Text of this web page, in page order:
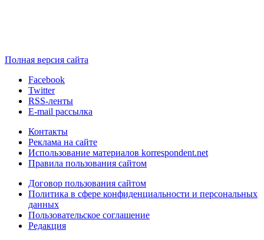
Полная версия сайта
Facebook
Twitter
RSS-ленты
E-mail рассылка
Контакты
Реклама на сайте
Использование материалов korrespondent.net
Правила пользования сайтом
Договор пользования сайтом
Политика в сфере конфиденциальности и персональных
данных
Пользовательское соглашение
Редакция